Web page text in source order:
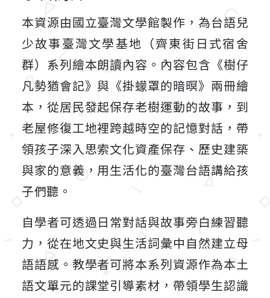
本資源由國立臺灣文學館製作，為台語兒
少故事臺灣文學基地（齊東街日式宿舍
群）系列繪本朗讀內容。內容包含《樹仔
凡勢猶會記》與《掛蠓罩的暗暝》兩冊繪
本，從居民發起保存老樹運動的故事，到
老屋修復工地裡跨越時空的記憶對話，帶
領孩子深入思索文化資產保存、歷史建築
與家的意義，用生活化的臺灣台語講給孩
子們聽。
自學者可透過日常對話與故事旁白練習聽
力，從在地文史與生活詞彙中自然建立母
語語感。教學者可將本系列資源作為本土
語文單元的課堂引導素材，帶領學生認識